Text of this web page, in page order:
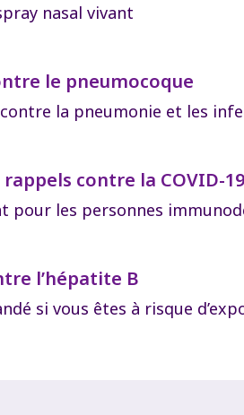
nasal vivant
le pneumocoque
la pneumonie et les
contre la COVID-19
pour les personnes
l’hépatite B
si vous êtes à risque